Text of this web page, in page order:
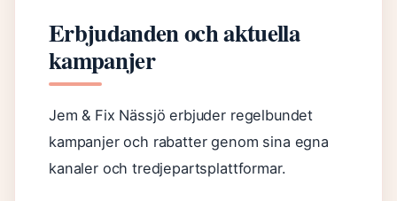
Erbjudanden och aktuella
kampanjer
Jem & Fix Nässjö erbjuder regelbundet
kampanjer och rabatter genom sina egna
kanaler och tredjepartsplattformar.